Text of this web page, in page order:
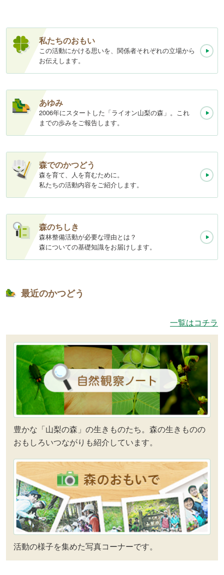
私たちのおもい
この活動にかける思いを、関係者それぞれの立場から
お伝えします。
あゆみ
2006年にスタートした「ライオン山梨の森」。これ
までの歩みをご報告します。
森でのかつどう
森を育て、人を育むために。
私たちの活動内容をご紹介します。
森のちしき
森林整備活動が必要な理由とは？
森についての基礎知識をお届けします。
最近のかつどう
一覧はコチラ
豊かな「山梨の森」の生きものたち。森の生きものの
おもしろいつながりも紹介しています。
活動の様子を集めた写真コーナーです。